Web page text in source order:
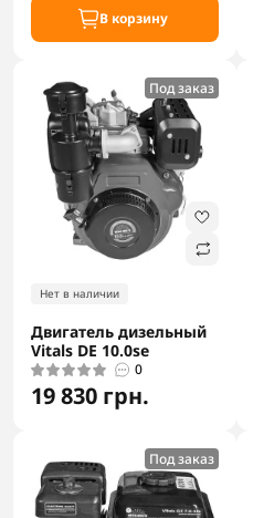
В корзину
Под заказ
Нет в наличии
Двигатель дизельный
Vitals DE 10.0se
0
19 830 грн.
Под заказ